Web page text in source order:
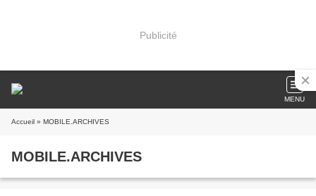
Publicité
MENU
Accueil » MOBILE.ARCHIVES
MOBILE.ARCHIVES